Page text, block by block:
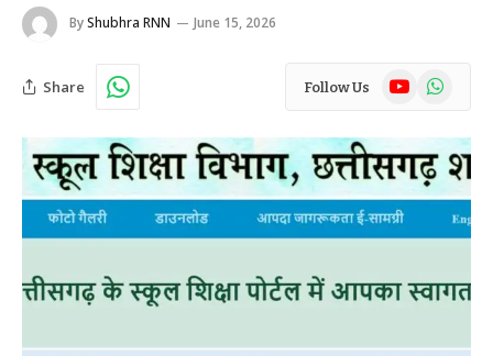
ByShubhra RNN June 15, 2026
Share Follow Us YouTubeWhatsApp